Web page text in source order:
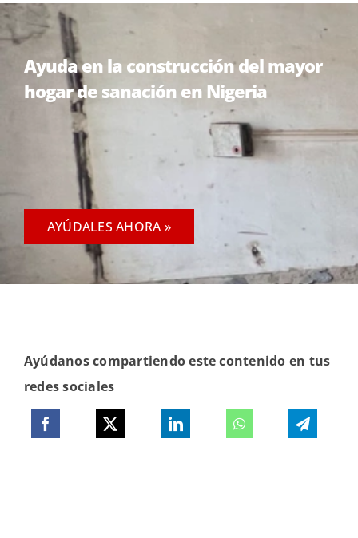
Ayuda en la construcción del mayor
hogar de sanación en Nigeria
AYÚDALES AHORA »
Ayúdanos compartiendo este contenido en tus
redes sociales